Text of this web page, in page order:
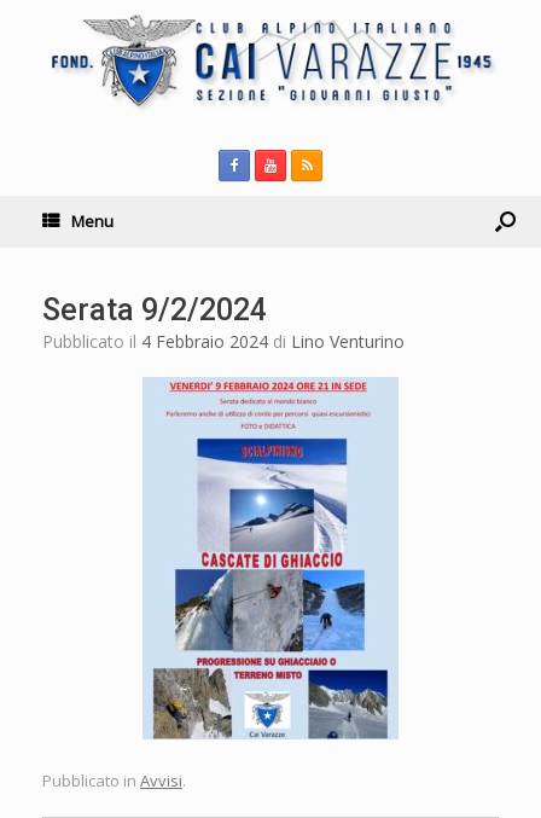
Menu
Serata 9/2/2024
Pubblicato il 4 Febbraio 2024 di Lino Venturino
Pubblicato in Avvisi.